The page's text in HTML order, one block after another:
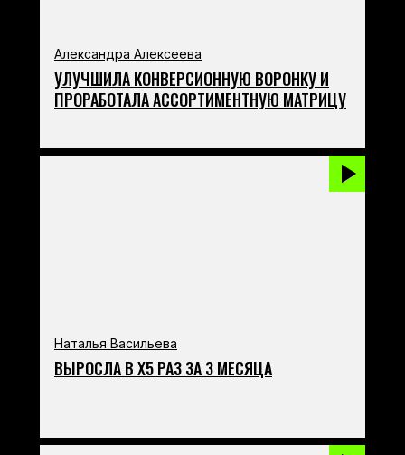
Александра Алексеева
УЛУЧШИЛА КОНВЕРСИОННУЮ ВОРОНКУ И
ПРОРАБОТАЛА АССОРТИМЕНТНУЮ МАТРИЦУ
Наталья Васильева
ВЫРОСЛА В Х5 РАЗ ЗА 3 МЕСЯЦА